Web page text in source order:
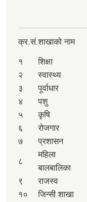
क्र.सं.शाखाको नाम
१ शिक्षा
२
स्वास्थ्य
३
पूर्वाधार
४
पशु
५
कृषि
६
रोजगार
७
प्रशासन
८
महिला
बालबालिका
९ राजस्व
१०
जिन्सी शाखा